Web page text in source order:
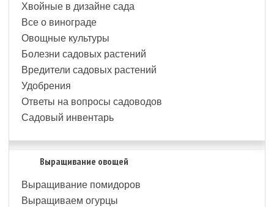
Хвойные в дизайне сада
Все о винограде
Овощные культуры
Болезни садовых растений
Вредители садовых растений
Удобрения
Ответы на вопросы садоводов
Садовый инвентарь
Выращивание овощей
Выращивание помидоров
Выращиваем огурцы